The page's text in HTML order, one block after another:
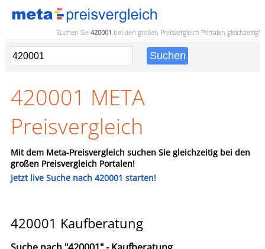
Suchen Sie 420001 bei den großen Preisvergleich Portalen gleichzeitig!
420001 META
Preisvergleich
Mit dem Meta-Preisvergleich suchen Sie gleichzeitig bei den
großen Preisvergleich Portalen!
Jetzt live Suche nach 420001 starten!
420001 Kaufberatung